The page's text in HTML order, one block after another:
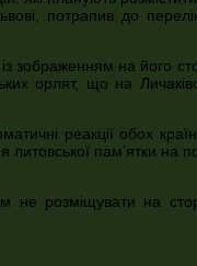
потрапив до
зображенням на його
орлят, що на
реакції обох
пам’ятки на
розміщувати на